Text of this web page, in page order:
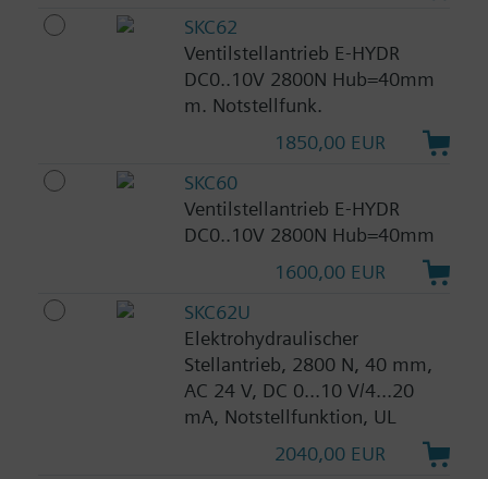
SKC62
Ventilstellantrieb E-HYDR
DC0..10V 2800N Hub=40mm
m. Notstellfunk.
1850,00 EUR
SKC60
Ventilstellantrieb E-HYDR
DC0..10V 2800N Hub=40mm
1600,00 EUR
SKC62U
Elektrohydraulischer
Stellantrieb, 2800 N, 40 mm,
AC 24 V, DC 0...10 V/4...20
mA, Notstellfunktion, UL
2040,00 EUR